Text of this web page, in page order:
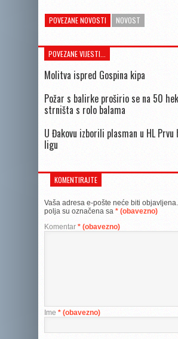
POVEZANE NOVOSTI NOVOST
POVEZANE VIJESTI...
Molitva ispred Gospina kipa
Požar s balirke proširio se na 50
strništa s rolo balama
U Đakovu izborili plasman u HL
ligu
KOMENTIRAJTE
Vaša adresa e-pošte neće biti objavljena.
polja su označena sa * (obavezno)
Komentar * (obavezno)
Ime * (obavezno)